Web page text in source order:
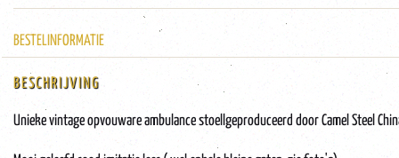
BESTELINFORMATIE
BESCHRIJVING
Unieke vintage opvouware ambulance stoellgeproduceerd door Camel Steel